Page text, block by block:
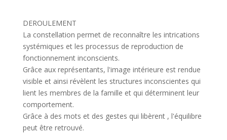
DEROULEMENT
La constellation permet de reconnaître les intrications
systémiques et les processus de reproduction de
fonctionnement inconscients.
Grâce aux représentants, l'image intérieure est rendue
visible et ainsi révèlent les structures inconscientes qui
lient les membres de la famille et qui déterminent leur
comportement.
Grâce à des mots et des gestes qui libèrent , l'équilibre
peut être retrouvé.